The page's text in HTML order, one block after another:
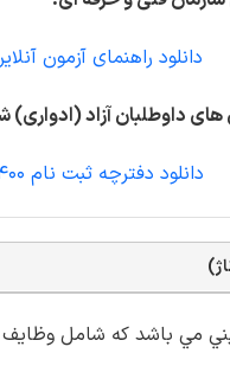
دانلود راهنمای آزمون
داوطلبان آزاد (ادواری)
دانلود دفترچه ثبت نام 1400
مي باشد که شامل وظایف